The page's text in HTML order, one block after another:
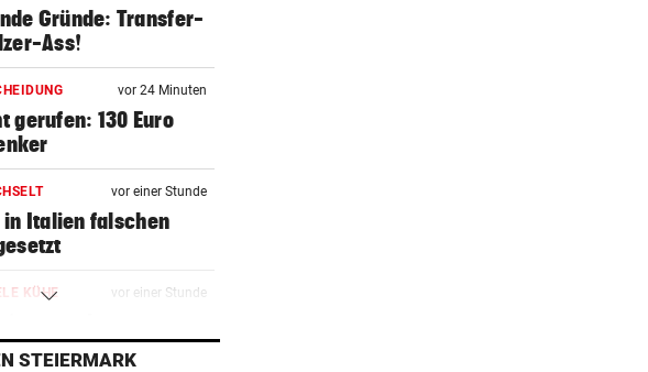
Gründe: Transfer-
Ass!
vor 24 Minuten
gerufen: 130 Euro
vor einer Stunde
in Italien falschen
KÜHE vor einer Stunde
ans Limit
STEIERMARK